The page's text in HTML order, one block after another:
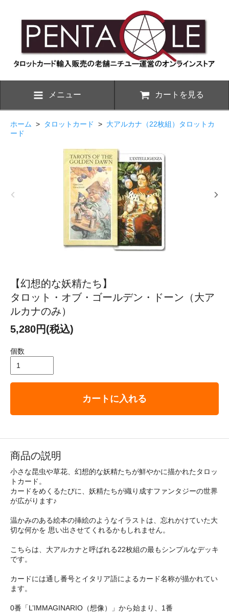
メニュー カートを見る
ホーム > タロットカード > 大アルカナ（22枚組）タロットカ
ード
【幻想的な妖精たち】
タロット・オブ・ゴールデン・ドーン（大ア
ルカナのみ）
5,280円(税込)
個数
カートに入れる
商品の説明
小さな昆虫や草花、幻想的な妖精たちが鮮やかに描かれたタロッ
トカード。
カードをめくるたびに、妖精たちが織り成すファンタジーの世界
が広がります♪
温かみのある絵本の挿絵のようなイラストは、忘れかけていた大
切な何かを 思い出させてくれるかもしれません。
こちらは、大アルカナと呼ばれる22枚組の最もシンプルなデッキ
です。
カードには通し番号とイタリア語によるカード名称が描かれてい
ます。
0番「L’IMMAGINARIO（想像）」から始まり、1番